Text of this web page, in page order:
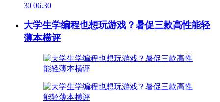
30 06.30
大学生学编程也想玩游戏？暑促三款高性能轻
薄本横评